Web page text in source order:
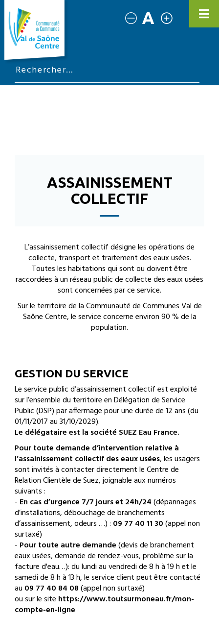
ASSAINISSEMENT
COLLECTIF
L’assainissement collectif désigne les opérations de
collecte, transport et traitement des eaux usées.
Toutes les habitations qui sont ou doivent être
raccordées à un réseau public de collecte des eaux usées
sont concernées par ce service.
Sur le territoire de la Communauté de Communes Val de
Saône Centre, le service concerne environ 90 % de la
population.
GESTION DU SERVICE
Le service public d’assainissement collectif est exploité
sur l’ensemble du territoire en Délégation de Service
Public (DSP) par affermage pour une durée de 12 ans (du
01/11/2017 au 31/10/2029).
Le délégataire est la société SUEZ Eau France.
Pour toute demande d’intervention relative à
l’assainissement collectif des eaux usées, les usagers
sont invités à contacter directement le Centre de
Relation Clientèle de Suez, joignable aux numéros
suivants :
- En cas d’urgence 7/7 jours et 24h/24(dépannages
d’installations, débouchage de branchements
d’assainissement, odeurs …) : 09 77 40 11 30(appel non
surtaxé)
- Pour toute autre demande(devis de branchement
eaux usées, demande de rendez-vous, problème sur la
facture d'eau…): du lundi au vendredi de 8 h à 19 h et le
samedi de 8 h à 13 h, le service client peut être contacté
au 09 77 40 84 08(appel non surtaxé)
ou sur le site https://www.toutsurmoneau.fr/mon-
compte-en-ligne